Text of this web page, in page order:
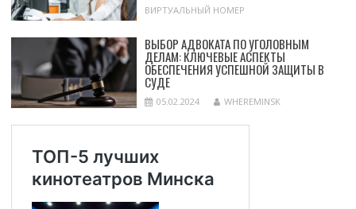
ВИРТУАЛЬНЫЙ НОМЕР
ВЫБОР АДВОКАТА ПО УГОЛОВНЫМ
ДЕЛАМ: КЛЮЧЕВЫЕ АСПЕКТЫ
ОБЕСПЕЧЕНИЯ УСПЕШНОЙ ЗАЩИТЫ В
СУДЕ
05.02.2024 WHEREMINSK